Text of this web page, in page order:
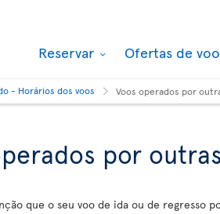
Reservar Ofertas de
- Horários dos voos Voos operados por
por
que o seu voo de ida ou de regresso